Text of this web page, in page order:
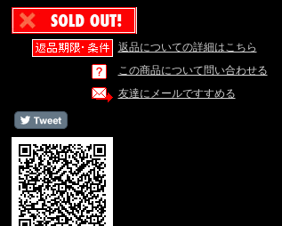
返品についての詳細はこちら
この商品について問い合わせる
友達にメールですすめる